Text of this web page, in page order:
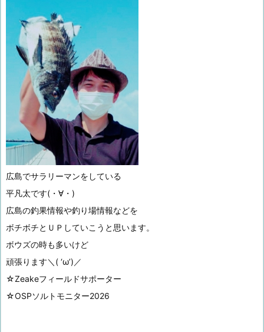
広島でサラリーマンをしている
平凡太です(・∀・)
広島の釣果情報や釣り場情報などを
ボチボチとＵＰしていこうと思います。
ボウズの時も多いけど
頑張ります＼( ‘ω’)／
☆Zeakeフィールドサポーター
☆OSPソルトモニター2026